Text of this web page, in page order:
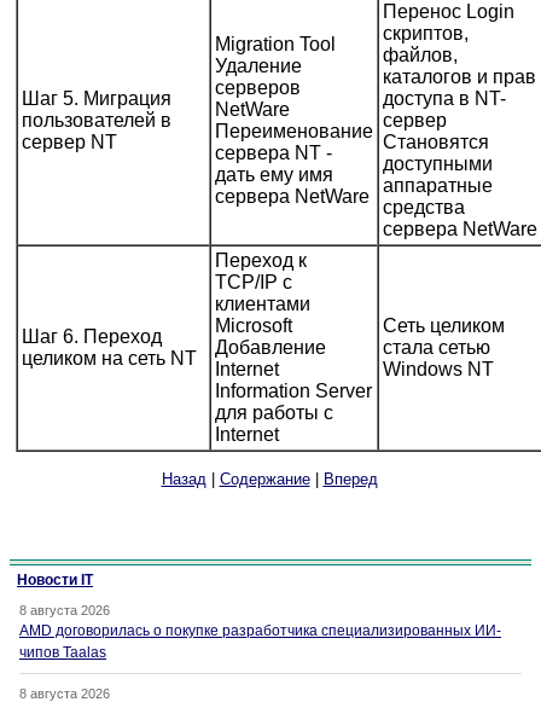
Шаг 5. Миграция
пользователей в
сервер NT
Migration Tool
Удаление
серверов
NetWare
Переименование
сервера NT -
дать ему имя
сервера NetWare
Перенос Login
скриптов,
файлов,
каталогов и прав
доступа в NT-
сервер
Становятся
доступными
аппаратные
средства
сервера NetWare
Шаг 6. Переход
целиком на сеть NT
Переход к
TCP/IP с
клиентами
Microsoft
Добавление
Internet
Information Server
для работы с
Internet
Сеть целиком
стала сетью
Windows NT
Назад| Содержание| Вперед
Новости IT
8 августа 2026
AMD договорилась о покупке разработчика специализированных ИИ-
чипов Taalas
8 августа 2026